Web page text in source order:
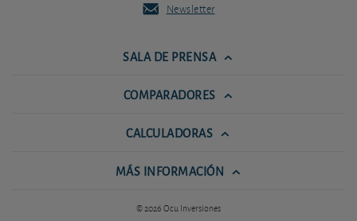
Newsletter
SALA DE PRENSA
COMPARADORES
CALCULADORAS
MÁS INFORMACIÓN
© 2026 Ocu Inversiones